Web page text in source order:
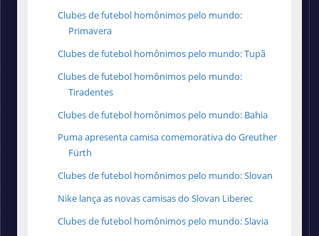
Clubes de futebol homônimos pelo mundo:
Primavera
Clubes de futebol homônimos pelo mundo: Tupã
Clubes de futebol homônimos pelo mundo:
Tiradentes
Clubes de futebol homônimos pelo mundo: Bahia
Puma apresenta camisa comemorativa do Greuther
Fürth
Clubes de futebol homônimos pelo mundo: Slovan
Nike lança as novas camisas do Slovan Liberec
Clubes de futebol homônimos pelo mundo: Slavia